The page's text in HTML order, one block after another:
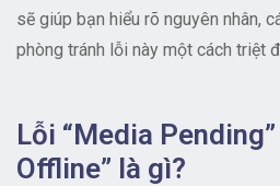
sẽ giúp bạn hiểu rõ nguyên nhân,
phòng tránh lỗi này một cách triệt
Lỗi “Media
Offline” là gì?